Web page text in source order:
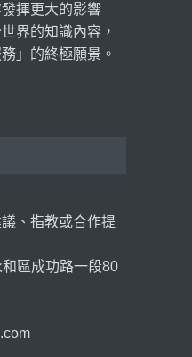
揮更大的影響
界的知識內容，
」的終極願景。
、指教或合作提
區成功路一段80